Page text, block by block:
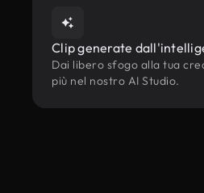
Clip generate
Dai libero sfogo alla tua
più nel nostro AI Studio.